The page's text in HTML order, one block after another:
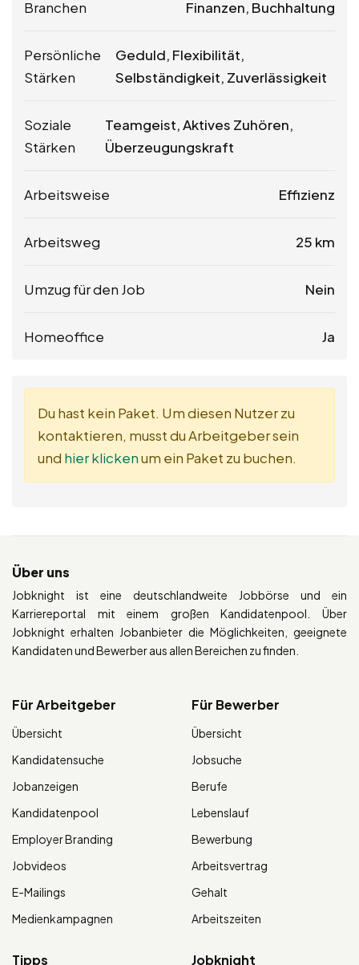
Branchen Finanzen, Buchhaltung
Persönliche
Stärken
Geduld, Flexibilität,
Selbständigkeit, Zuverlässigkeit
Soziale
Stärken
Teamgeist, Aktives Zuhören,
Überzeugungskraft
Arbeitsweise Effizienz
Arbeitsweg 25 km
Umzug für den Job Nein
Homeoffice Ja
Du hast kein Paket. Um diesen Nutzer zu
kontaktieren, musst du Arbeitgeber sein
und hier klickenum ein Paket zu buchen.
Über uns
Jobknight ist eine deutschlandweite Jobbörse und ein
Karriereportal mit einem großen Kandidatenpool. Über
Jobknight erhalten Jobanbieter die Möglichkeiten, geeignete
Kandidaten und Bewerber aus allen Bereichen zu finden.
Für Arbeitgeber
Übersicht
Kandidatensuche
Jobanzeigen
Kandidatenpool
Employer Branding
Jobvideos
E-Mailings
Medienkampagnen
Für Bewerber
Übersicht
Jobsuche
Berufe
Lebenslauf
Bewerbung
Arbeitsvertrag
Gehalt
Arbeitszeiten
Tipps Jobknight